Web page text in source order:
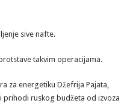
sive nafte.
takvim operacijama.
za energetiku Džefrija Pajata,
prihodi ruskog budžeta od izvoza